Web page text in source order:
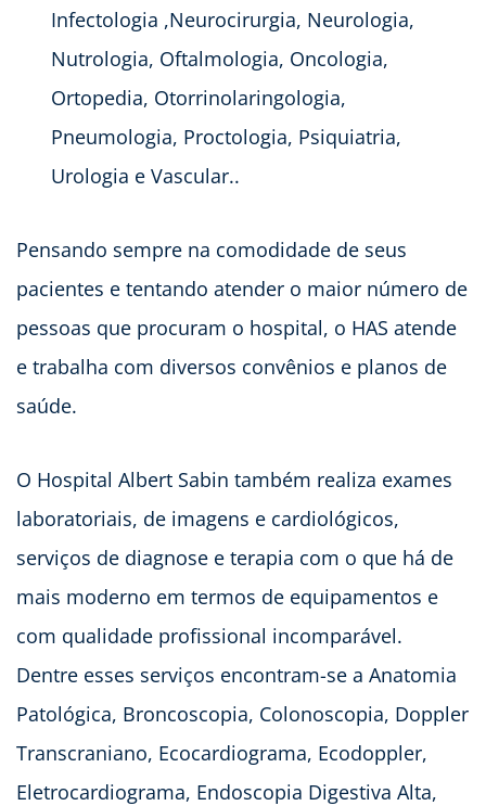
Infectologia ,Neurocirurgia, Neurologia,
Nutrologia, Oftalmologia, Oncologia,
Ortopedia, Otorrinolaringologia,
Pneumologia, Proctologia, Psiquiatria,
Urologia e Vascular..
Pensando sempre na comodidade de seus
pacientes e tentando atender o maior número de
pessoas que procuram o hospital, o HAS atende
e trabalha com diversos convênios e planos de
saúde.
O Hospital Albert Sabin também realiza exames
laboratoriais, de imagens e cardiológicos,
serviços de diagnose e terapia com o que há de
mais moderno em termos de equipamentos e
com qualidade profissional incomparável.
Dentre esses serviços encontram-se a Anatomia
Patológica, Broncoscopia, Colonoscopia, Doppler
Transcraniano, Ecocardiograma, Ecodoppler,
Eletrocardiograma, Endoscopia Digestiva Alta,